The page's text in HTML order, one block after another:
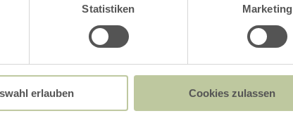
Statistiken Marketing
erlauben Cookies zulassen